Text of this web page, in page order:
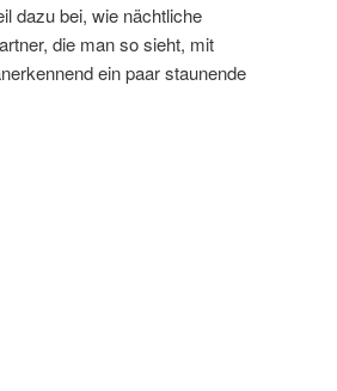
dazu bei, wie nächtliche
die man so sieht, mit
ein paar staunende